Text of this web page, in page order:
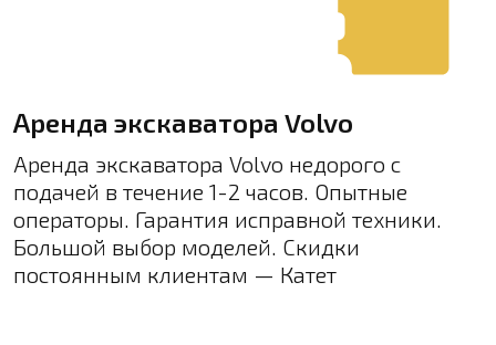
Аренда экскаватора Volvo
Аренда экскаватора Volvo недорого с
подачей в течение 1-2 часов. Опытные
операторы. Гарантия исправной техники.
Большой выбор моделей. Скидки
постоянным клиентам — Катет